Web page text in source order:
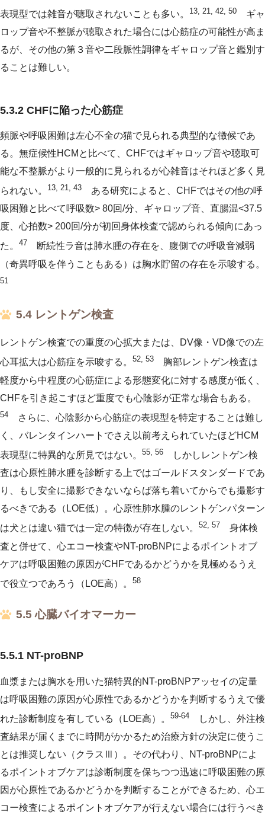
表現型では雑音が聴取されないことも多い。
13, 21, 42, 50 ギャ
ロップ音や不整脈が聴取された場合には心筋症の可能性が高ま
るが、その他の第３音や二段脈性調律をギャロップ音と鑑別す
ることは難しい。
5.3.2 CHFに陥った心筋症
頻脈や呼吸困難は左心不全の猫で見られる典型的な徴候であ
る。無症候性HCMと比べて、CHFではギャロップ音や聴取可
能な不整脈がより一般的に見られるが心雑音はそれほど多く見
られない。
13, 21, 43 ある研究によると、CHFではその他の呼
吸困難と比べて呼吸数> 80回/分、ギャロップ音、直腸温<37.5
度、心拍数> 200回/分が初回身体検査で認められる傾向にあっ
た。 47 断続性ラ音は肺水腫の存在を、腹側での呼吸音減弱
（奇異呼吸を伴うこともある）は胸水貯留の存在を示唆する。
51
5.4 レントゲン検査
レントゲン検査での重度の心拡大または、DV像・VD像での左
心耳拡大は心筋症を示唆する。 52, 53 胸部レントゲン検査は
軽度から中程度の心筋症による形態変化に対する感度が低く、
CHFを引き起こすほど重度でも心陰影が正常な場合もある。
54 さらに、心陰影から心筋症の表現型を特定することは難し
く、バレンタインハートでさえ以前考えられていたほどHCM
表現型に特異的な所見ではない。 55, 56 しかしレントゲン検
査は心原性肺水腫を診断する上ではゴールドスタンダードであ
り、もし安全に撮影できないならば落ち着いてからでも撮影す
るべきである（LOE低）。心原性肺水腫のレントゲンパターン
は犬とは違い猫では一定の特徴が存在しない。 52, 57 身体検
査と併せて、心エコー検査やNT-proBNPによるポイントオブ
ケアは呼吸困難の原因がCHFであるかどうかを見極めるうえ
で役立つであろう（LOE高）。 58
5.5 心臓バイオマーカー
5.5.1 NT-proBNP
血漿または胸水を用いた猫特異的NT-proBNPアッセイの定量
は呼吸困難の原因が心原性であるかどうかを判断するうえで優
れた診断制度を有している（LOE高）。 59-64 しかし、外注検
査結果が届くまでに時間がかかるため治療方針の決定に使うこ
とは推奨しない（クラスⅢ）。その代わり、NT-proBNPによ
るポイントオブケアは診断制度を保ちつつ迅速に呼吸困難の原
因が心原性であるかどうかを判断することができるため、心エ
コー検査によるポイントオブケアが行えない場合には行うべき